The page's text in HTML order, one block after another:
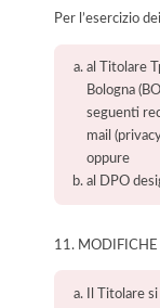
Per l’esercizio
al Titolare
Bologna
seguenti
mail
oppure
al DPO
11. MODIFICHE
Il Titolare